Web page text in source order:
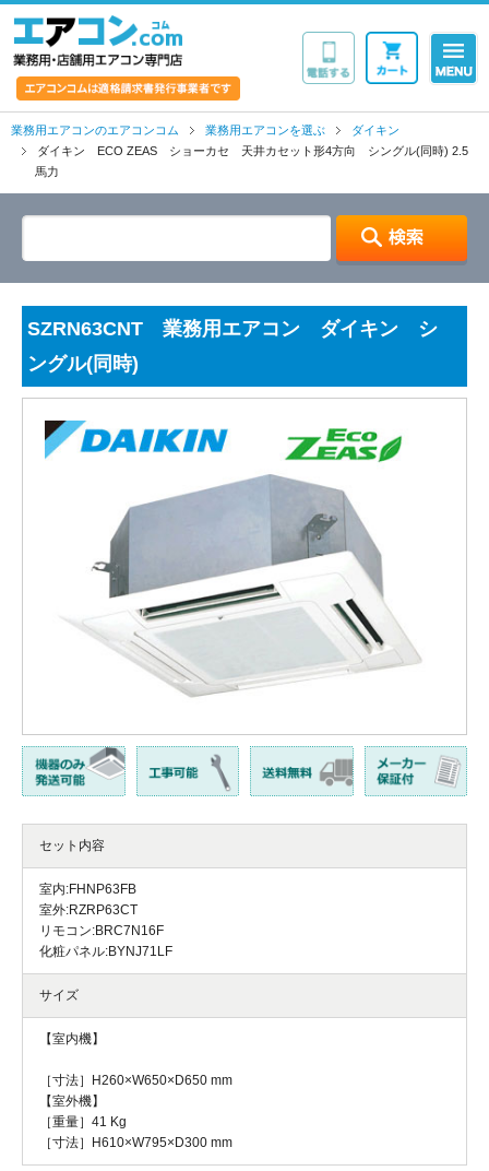
業務用エアコンのエアコンコム 業務用エアコンを選ぶ
ダイキン
ダイキン ECO ZEAS ショーカセ 天井カセット形4方向 シングル(同時) 2.5
馬力
SZRN63CNT 業務用エアコン ダイキン シ
ングル(同時)
セット内容
室内:FHNP63FB
室外:RZRP63CT
リモコン:BRC7N16F
化粧パネル:BYNJ71LF
サイズ
【室内機】
［寸法］H260×W650×D650 mm
【室外機】
［重量］41 Kg
［寸法］H610×W795×D300 mm